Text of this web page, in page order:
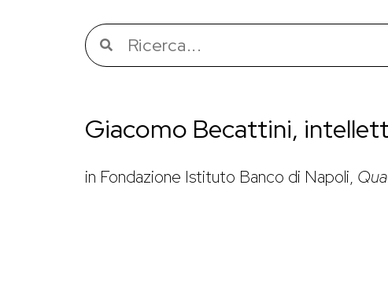
Giacomo Becattini,
in Fondazione Istituto Banco di Napoli,